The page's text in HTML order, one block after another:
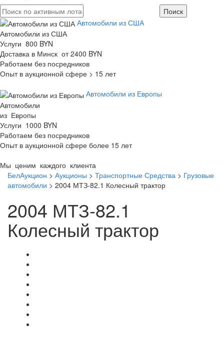
Автомобили из США
Автомобили из США
Услуги 800 BYN
Доставка в Минск от 2400 BYN
Работаем без посредников
Опыт в аукционной сфере > 15 лет
Автомобили из Европы
Автомобили
из Европы
Услуги 1000 BYN
Работаем без посредников
Опыт в аукционной сфере более 15 лет
Мы ценим каждого клиента
БелАукцион > Аукционы > Транспортные Средства > Грузовые
автомобили > 2004 МТЗ-82.1 Колесный трактор
2004 МТЗ-82.1
Колесный трактор